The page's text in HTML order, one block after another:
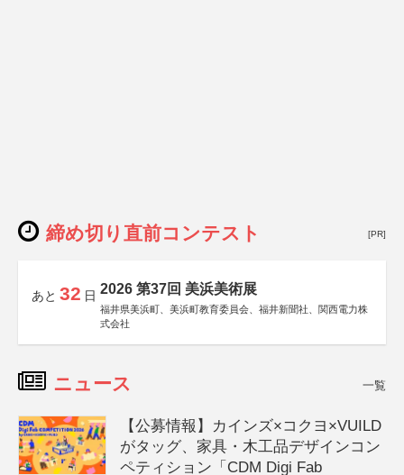
締め切り直前コンテスト [PR]
あと 32 日 2026 第37回 美浜美術展
福井県美浜町、美浜町教育委員会、福井新聞社、関西電力株
式会社
ニュース 一覧
【公募情報】カインズ×コクヨ×VUILD
がタッグ、家具・木工品デザインコン
ペティション「CDM Digi Fab